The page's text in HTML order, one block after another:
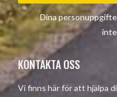
Dina
KONTAKTA OSS
Vi finns här för att hjälpa